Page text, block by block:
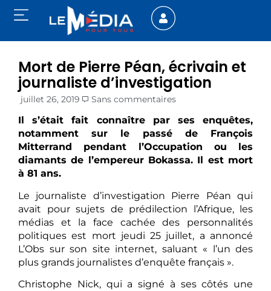
Mort de Pierre Péan, écrivain et
journaliste d’investigation
juillet 26, 2019 Sans commentaires
Il s’était fait connaître par ses enquêtes,
notamment sur le passé de François
Mitterrand pendant l’Occupation ou les
diamants de l’empereur Bokassa. Il est mort
à 81 ans.
Le journaliste d’investigation Pierre Péan qui
avait pour sujets de prédilection l’Afrique, les
médias et la face cachée des personnalités
politiques est mort jeudi 25 juillet, a annoncé
L’Obs sur son site internet, saluant « l’un des
plus grands journalistes d’enquête français ».
Christophe Nick, qui a signé à ses côtés une